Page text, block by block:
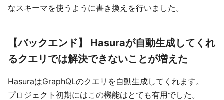
なスキーマを使うように書き換えを行いました。
【バックエンド】 Hasuraが自動生成してくれ
るクエリでは解決できないことが増えた
HasuraはGraphQLのクエリを自動生成してくれます。
プロジェクト初期にはこの機能はとても有用でした。